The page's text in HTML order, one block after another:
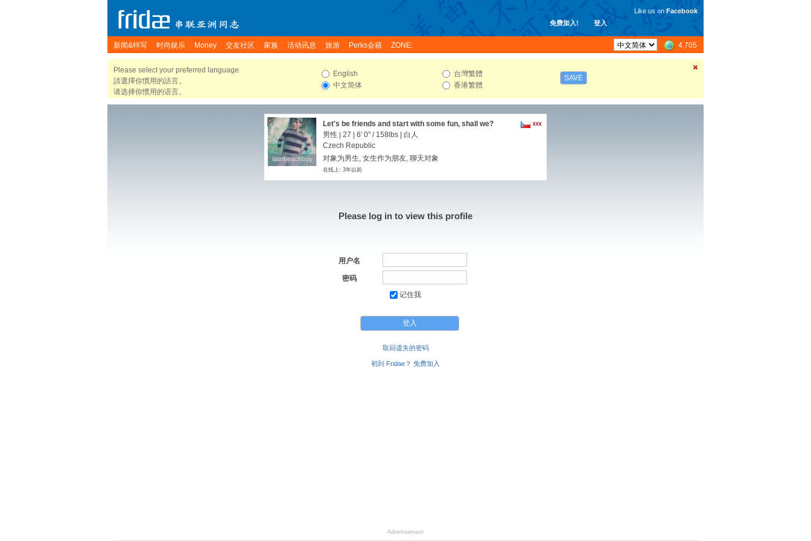
免费加入! 登入
Like us on Facebook
新闻&特写 时尚娱乐 Money 交友社区 家族 活动讯息 旅游 Perks会籍 ZONE: 4,705
Please select your preferred language.
請選擇你慣用的語言。
请选择你惯用的语言。
English
中文简体
台灣繁體
香港繁體
SAVE
latinbeachboy
latinbeachboy
Let's be friends and start with some fun, shall we?
男性 | 27 | 6' 0" / 158lbs | 白人
Czech Republic
对象为男生, 女生作为朋友, 聊天对象
在线上: 3年以前
Please log in to view this profile
用户名
密码
记住我
取回遗失的密码
初到 Fridae？ 免费加入
Advertisement